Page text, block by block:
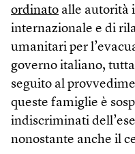
ordinato alle autorità
internazionale e di
umanitari per
governo italiano,
seguito al
queste famiglie è
indiscriminati
nonostante anche il